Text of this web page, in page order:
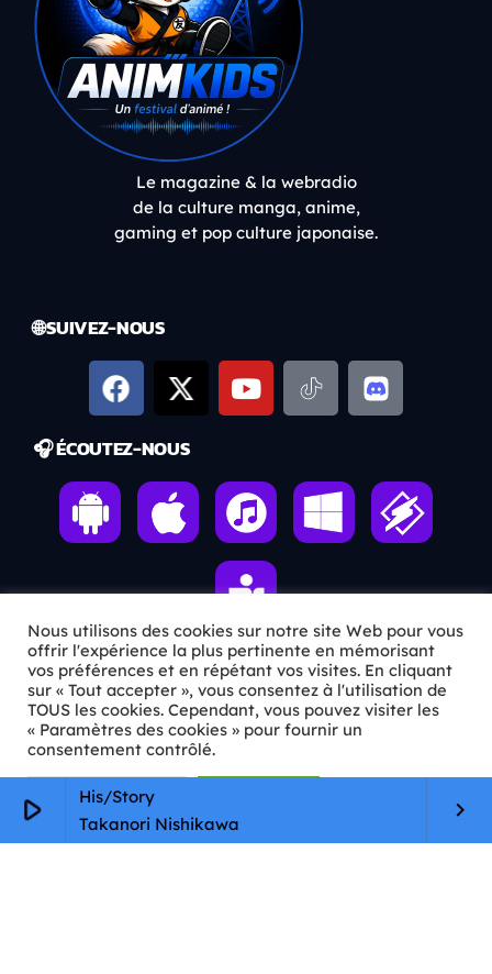
play_arrow
His/Story
Takanori Nishikawa
keyboard_arrow_right
Le magazine & la webradio
de la culture manga, anime,
gaming et pop culture japonaise.
🌐 SUIVEZ-NOUS
🎧 ÉCOUTEZ-NOUS
ℹ️ INFOS PRATIQUES
✉️Contact
🦊Qui sommes-nous ?
📄
Mentions légales
Nous utilisons des cookies sur notre site Web pour vous
offrir l'expérience la plus pertinente en mémorisant
vos préférences et en répétant vos visites. En cliquant
sur « Tout accepter », vous consentez à l'utilisation de
TOUS les cookies. Cependant, vous pouvez visiter les
« Paramètres des cookies » pour fournir un
consentement contrôlé.
Paramètres Cookie